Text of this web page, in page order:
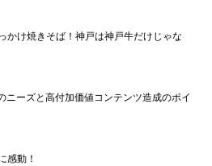
かけ焼きそば！神戸は神戸牛だけじゃな
ニーズと高付加価値コンテンツ造成のポイ
感動！